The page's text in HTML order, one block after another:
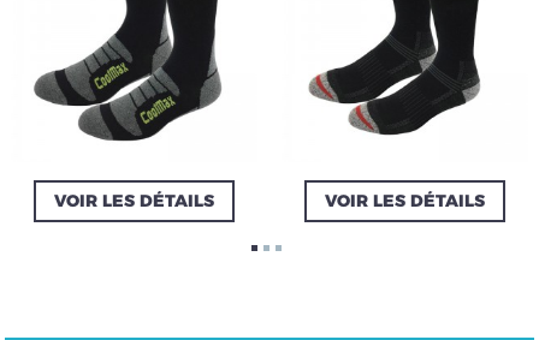
VOIR LES DÉTAILS VOIR LES DÉTAILS